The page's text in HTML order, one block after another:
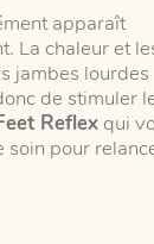
apparaît
La chaleur et
jambes lourdes
de stimuler
Reflexqui
soin pour